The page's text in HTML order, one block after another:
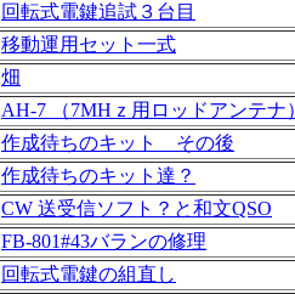
回転式電鍵追試３台目
移動運用セット一式
畑
AH-7 （7MHｚ用ロッドアンテナ
作成待ちのキット その後
作成待ちのキット達？
CW 送受信ソフト？と和文QSO
FB-801#43バランの修理
回転式電鍵の組直し